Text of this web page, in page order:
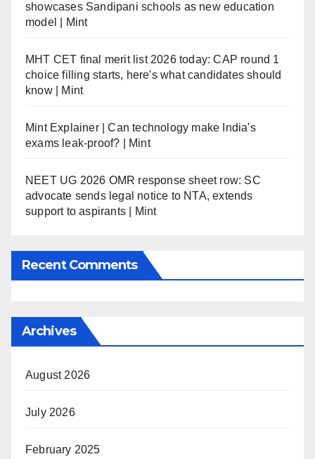
showcases Sandipani schools as new education
model | Mint
MHT CET final merit list 2026 today: CAP round 1
choice filling starts, here's what candidates should
know | Mint
Mint Explainer | Can technology make India's
exams leak-proof? | Mint
NEET UG 2026 OMR response sheet row: SC
advocate sends legal notice to NTA, extends
support to aspirants | Mint
Recent Comments
Archives
August 2026
July 2026
February 2025